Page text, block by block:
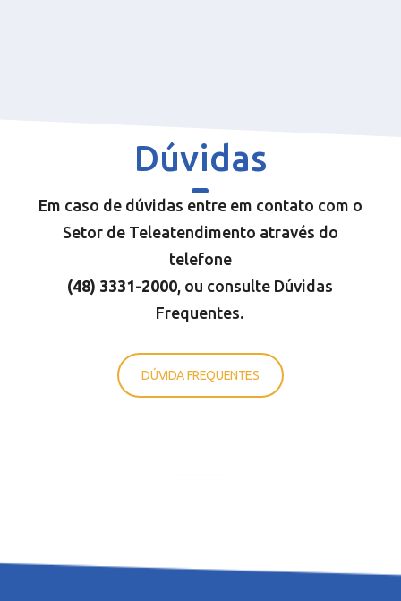
Dúvidas
Em caso de dúvidas entre em contato com o
Setor de Teleatendimento através do
telefone
(48) 3331-2000 , ou consulte Dúvidas
Frequentes.
DÚVIDA FREQUENTES